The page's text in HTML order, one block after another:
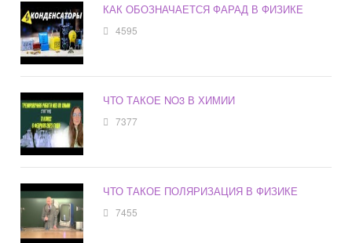
КАК ОБОЗНАЧАЕТСЯ ФАРАД В ФИЗИКЕ
4595
ЧТО ТАКОЕ NO3 В ХИМИИ
7377
ЧТО ТАКОЕ ПОЛЯРИЗАЦИЯ В ФИЗИКЕ
7455